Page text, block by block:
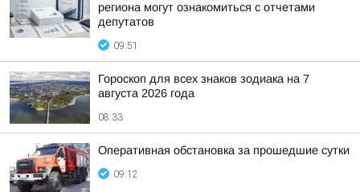
региона могут ознакомиться с отчетами
депутатов
09:51
Гороскоп для всех знаков зодиака на 7
августа 2026 года
08:33
Оперативная обстановка за прошедшие сутки
09:12